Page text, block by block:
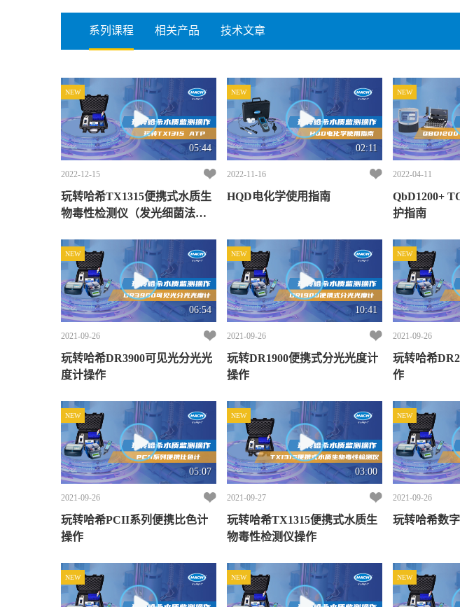
系列课程 相关产品 技术文章
05:44
2022-12-15
玩转哈希TX1315便携式水质生
物毒性检测仪（发光细菌法）
NEW
02:11
2022-11-16
HQD电化学使用指南
NEW
2022-04-11
QbD1200+
护指南
NEW
06:54
2021-09-26
玩转哈希DR3900可见光分光光
度计操作
NEW
10:41
2021-09-26
玩转DR1900便携式分光光度计
操作
NEW
2021-09-26
玩转哈希
作
NEW
05:07
2021-09-26
玩转哈希PCII系列便携比色计
操作
NEW
03:00
2021-09-27
玩转哈希TX1315便携式水质生
物毒性检测仪操作
NEW
2021-09-26
玩转哈希数
NEW
NEW NEW NEW